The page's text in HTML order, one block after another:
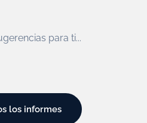
para ti...
los informes